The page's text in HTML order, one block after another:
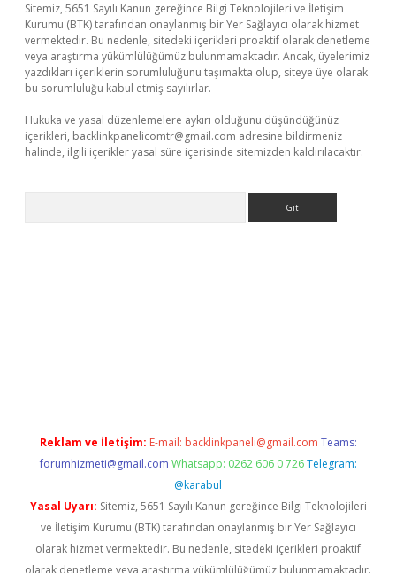
Sitemiz, 5651 Sayılı Kanun gereğince Bilgi Teknolojileri ve İletişim
Kurumu (BTK) tarafından onaylanmış bir Yer Sağlayıcı olarak hizmet
vermektedir. Bu nedenle, sitedeki içerikleri proaktif olarak denetleme
veya araştırma yükümlülüğümüz bulunmamaktadır. Ancak, üyelerimiz
yazdıkları içeriklerin sorumluluğunu taşımakta olup, siteye üye olarak
bu sorumluluğu kabul etmiş sayılırlar.
Hukuka ve yasal düzenlemelere aykırı olduğunu düşündüğünüz
içerikleri, backlinkpanelicomtr@gmail.com adresine bildirmeniz
halinde, ilgili içerikler yasal süre içerisinde sitemizden kaldırılacaktır.
Reklam ve İletişim: E-mail: backlinkpaneli@gmail.com Teams:
forumhizmeti@gmail.com Whatsapp: 0262 606 0 726 Telegram:
@karabul
Yasal Uyarı: Sitemiz, 5651 Sayılı Kanun gereğince Bilgi Teknolojileri
ve İletişim Kurumu (BTK) tarafından onaylanmış bir Yer Sağlayıcı
olarak hizmet vermektedir. Bu nedenle, sitedeki içerikleri proaktif
olarak denetleme veya araştırma yükümlülüğümüz bulunmamaktadır.